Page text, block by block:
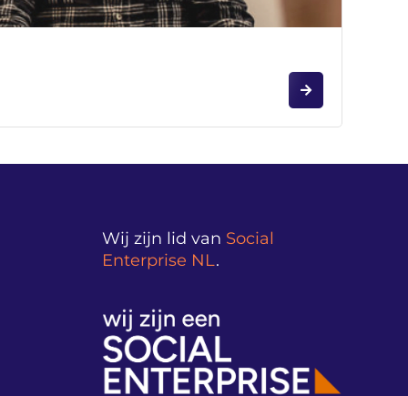
Wij zijn lid van Social
Enterprise NL.